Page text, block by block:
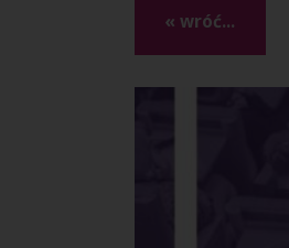
« wróć...